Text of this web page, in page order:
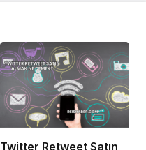
Twitter Retweet Satın